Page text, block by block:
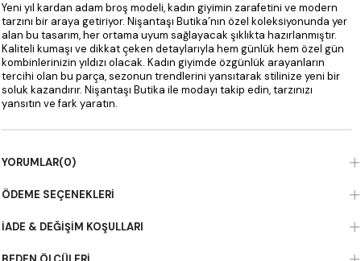
Yeni yıl kardan adam broş modeli, kadın giyimin zarafetini ve modern
tarzını bir araya getiriyor. Nişantaşı Butika’nın özel koleksiyonunda yer
alan bu tasarım, her ortama uyum sağlayacak şıklıkta hazırlanmıştır.
Kaliteli kumaşı ve dikkat çeken detaylarıyla hem günlük hem özel gün
kombinlerinizin yıldızı olacak. Kadın giyimde özgünlük arayanların
tercihi olan bu parça, sezonun trendlerini yansıtarak stilinize yeni bir
soluk kazandırır. Nişantaşı Butika ile modayı takip edin, tarzınızı
yansıtın ve fark yaratın.
YORUMLAR(0)
ÖDEME SEÇENEKLERI
İADE & DEĞIŞIM KOŞULLARI